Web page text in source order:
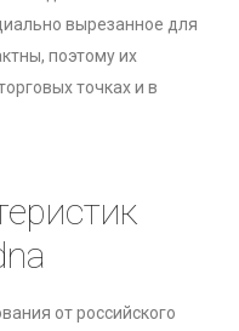
вырезанное для
поэтому их
точках и в
от российского